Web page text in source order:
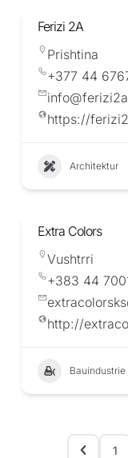
Ferizi 2A
Prishtina
+377 44
https://
Architektur
Extra Colors
Vushtrri
+383 44
http://
Bauindustrie
1